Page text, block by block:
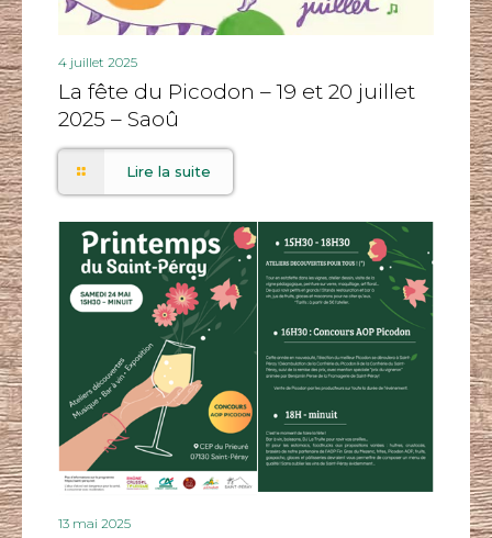
4 juillet 2025
La fête du Picodon – 19 et 20 juillet
2025 – Saoû
Lire la suite
13 mai 2025